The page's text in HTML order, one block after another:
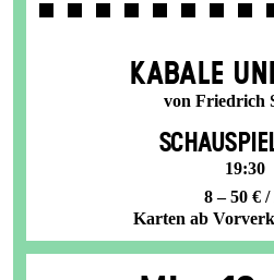
KABALE
von Friedrich
19:30
8 – 50 € /
Karten ab